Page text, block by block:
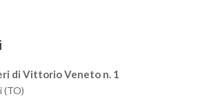
di Vittorio Veneto n. 1
(TO)